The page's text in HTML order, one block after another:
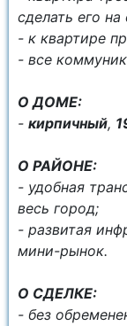
сделать его на
- к квартире
- все
О ДОМЕ:
- кирпичный,
О РАЙОНЕ:
- удобная
весь город;
- развитая
мини-рынок.
О СДЕЛКЕ:
- без